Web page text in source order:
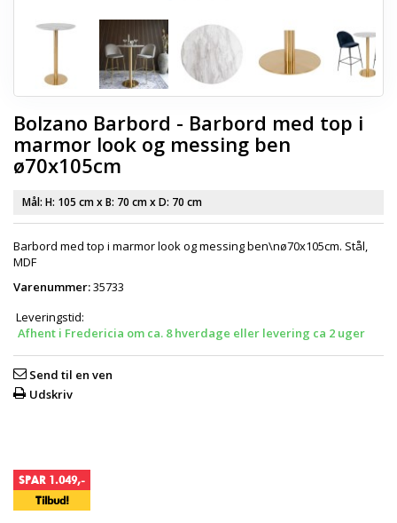
Bolzano Barbord - Barbord med top i
marmor look og messing ben
ø70x105cm
Mål: H: 105 cmx B: 70 cmx D: 70 cm
Barbord med top i marmor look og messing ben\nø70x105cm. Stål,
MDF
Varenummer:35733
Leveringstid:
Afhent i Fredericia om ca. 8 hverdage eller levering ca 2 uger
Send til en ven
Udskriv
SPAR 1.049,-
Tilbud!